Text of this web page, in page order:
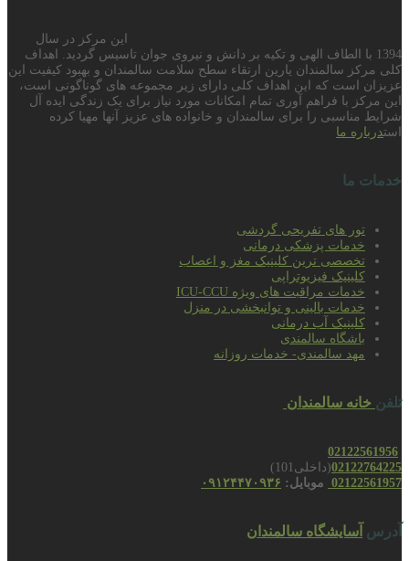
این مرکز در سال
1394 با الطاف الهی و تکیه بر دانش و نیروی جوان تاسیس گردید. اهداف
کلی مرکز سالمندان یارین ارتقاء سطح سلامت سالمندان و بهبود کیفیت این
عزیزان است که این اهداف کلی دارای زیر مجموعه های گوناگونی است،
این مرکز با فراهم آوری تمام امکانات مورد نیاز برای یک زندگی ایده آل
شرایط مناسبی را برای سالمندان و خانواده های عزیز آنها مهیا کرده
استدرباره ما
خدمات ما
تور های تفریحی گردشی
خدمات پزشکی درمانی
تخصصی ترین کلینیک مغز و اعصاب
کلینیک فیزیوتراپی
خدمات مراقبت های ویژه ICU-CCU
خدمات بالینی و توانبخشی در منزل
کلینیک آب درمانی
باشگاه سالمندی
مهد سالمندی- خدمات روزانه
تلفن خانه سالمندان
02122561956
02122764225(داخلی101)
02122561957 موبایل: ۰۹۱۲۴۴۷۰۹۳۶
آدرس آسایشگاه سالمندان